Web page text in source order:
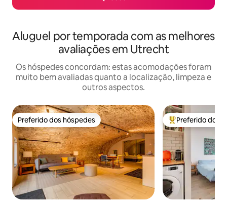
Aluguel por temporada com as melhores
avaliações em Utrecht
Os hóspedes concordam: estas acomodações foram
muito bem avaliadas quanto a localização, limpeza e
outros aspectos.
Preferido dos hóspedes
Preferido dos hóspedes Entre os
Preferido dos